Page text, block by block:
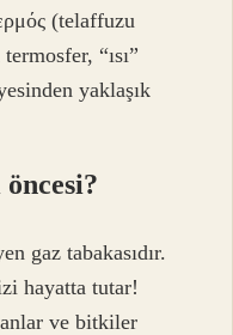
(telaffuzu
“ısı”
yaklaşık
gaz tabakasıdır.
hayatta tutar!
ve bitkiler